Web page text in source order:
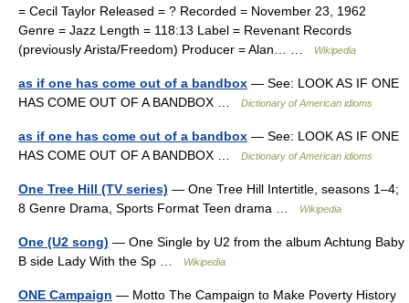
= Cecil Taylor Released = ? Recorded = November 23, 1962
Genre = Jazz Length = 118:13 Label = Revenant Records
(previously Arista/Freedom) Producer = Alan… …
Wikipedia
as if one has come out of a bandbox — See: LOOK AS IF ONE
HAS COME OUT OF A BANDBOX …
Dictionary of American idioms
as if one has come out of a bandbox — See: LOOK AS IF ONE
HAS COME OUT OF A BANDBOX …
Dictionary of American idioms
One Tree Hill (TV series) — One Tree Hill Intertitle, seasons 1–4;
8 Genre Drama, Sports Format Teen drama …
Wikipedia
One (U2 song) — One Single by U2 from the album Achtung Baby
B side Lady With the Sp …
Wikipedia
ONE Campaign — Motto The Campaign to Make Poverty History